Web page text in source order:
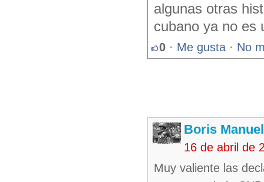
algunas otras
cubano ya no es
0 · Me gusta · No
Boris
16 de abril de
Muy valiente las